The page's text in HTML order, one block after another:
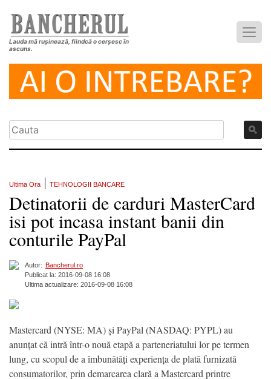
Lauda mă rușinează, fiindcă o cerșesc în
ascuns.
Ultima Ora TEHNOLOGII BANCARE
Detinatorii de carduri MasterCard
isi pot incasa instant banii din
conturile PayPal
Autor: Bancherul.ro
Publicat la: 2016-09-08 16:08
Ultima actualizare: 2016-09-08 16:08
Mastercard (NYSE: MA) și PayPal (NASDAQ: PYPL) au
anunțat că intră într-o nouă etapă a parteneriatului lor pe termen
lung, cu scopul de a îmbunătăți experiența de plată furnizată
consumatorilor, prin demarcarea clară a Mastercard printre